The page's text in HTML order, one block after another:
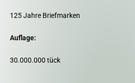
125 Jahre Briefmarken
Auflage:
30.000.000 tück